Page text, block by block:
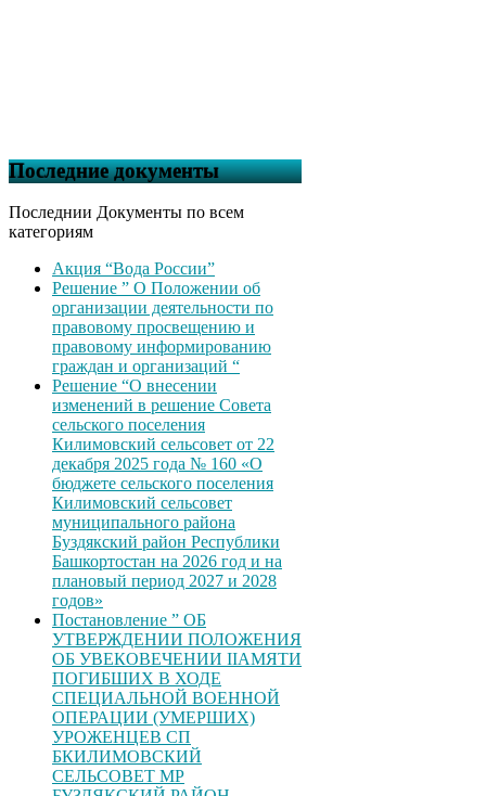
Последние документы
Последнии Документы по всем
категориям
Акция “Вода России”
Решение ” О Положении об
организации деятельности по
правовому просвещению и
правовому информированию
граждан и организаций “
Решение “О внесении
изменений в решение Совета
сельского поселения
Килимовский сельсовет от 22
декабря 2025 года № 160 «О
бюджете сельского поселения
Килимовский сельсовет
муниципального района
Буздякский район Республики
Башкортостан на 2026 год и на
плановый период 2027 и 2028
годов»
Постановление ” ОБ
УТВЕРЖДЕНИИ ПОЛОЖЕНИЯ
ОБ УВЕКОВЕЧЕНИИ ІІАМЯТИ
ПОГИБШИХ В ХОДЕ
СПЕЦИАЛЬНОЙ ВОЕННОЙ
ОПЕРАЦИИ (УМЕРШИХ)
УРОЖЕНЦЕВ CП
БКИЛИМОВСКИЙ
СЕЛЬСОВЕТ МР